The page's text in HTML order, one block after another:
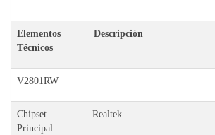
Elementos
Técnicos
Descripción
V2801RW
Chipset
Principal
Realtek